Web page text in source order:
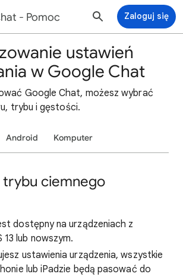
- Pomoc Zaloguj się
ustawień
w Google Chat
Google Chat, możesz wybrać
trybu i gęstości.
Android Komputer
trybu ciemnego
dostępny na urządzeniach z
13 lub nowszym.
ustawienia urządzenia, wszystkie
lub iPadzie będą pasować do